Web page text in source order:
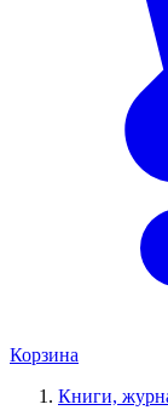
Корзина
Книги,